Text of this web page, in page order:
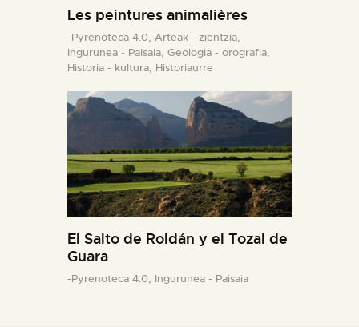
Les peintures animalières
-Pyrenoteca 4.0, Arteak - zientzia,
Ingurunea - Paisaia, Geologia - orografia,
Historia - kultura, Historiaurre
El Salto de Roldán y el Tozal de
Guara
-Pyrenoteca 4.0, Ingurunea - Paisaia